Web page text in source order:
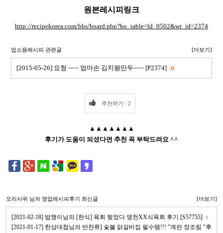
원본레시피링크
http://recipekorea.com/bbs/board.php?bo_table=ld_0502&wr_id=2374
업소용레시피 관련글 [더보기]
[2015-05-26] 요청 ~~~ 엄마손 김치왕만두~~~ [P2374] 33
추천하기 : 2
▲▲▲▲▲▲▲
후기가 도움이 되셨다면 추천 꼭 부탁드려요 ^^
오리사위 님의 영업레시피후기 최신글 [더보기]
[2021-02-18] 밥쟁이님의 [한식] 육회 찢었다 영천XX식육회 후기 [S57755] 1
[2021-01-17] 한상대첩님의 반찬류] 숯불 닭갈비집 필수템!!! "계란 장조림 "후